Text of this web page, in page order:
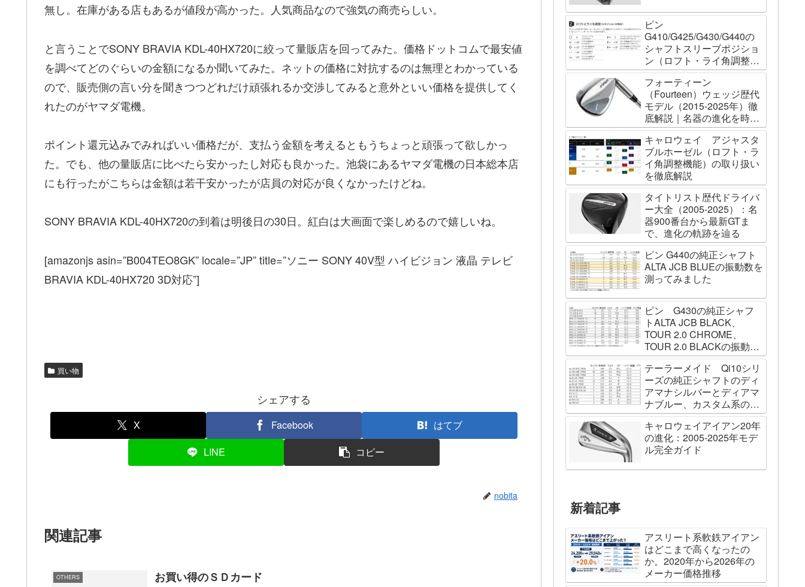
無し。在庫がある店もあるが値段が高かった。人気商品なので強気の商売らしい。
と言うことでSONY BRAVIA KDL-40HX720に絞って量販店を回ってみた。価格ドットコムで最安値
を調べてどのぐらいの金額になるか聞いてみた。ネットの価格に対抗するのは無理とわかっている
ので、販売側の言い分を聞きつつどれだけ頑張れるか交渉してみると意外といい価格を提供してく
れたのがヤマダ電機。
ポイント還元込みでみればいい価格だが、支払う金額を考えるともうちょっと頑張って欲しかっ
た。でも、他の量販店に比べたら安かったし対応も良かった。池袋にあるヤマダ電機の日本総本店
にも行ったがこちらは金額は若干安かったが店員の対応が良くなかったけどね。
SONY BRAVIA KDL-40HX720の到着は明後日の30日。紅白は大画面で楽しめるので嬉しいね。
[amazonjs asin=”B004TEO8GK” locale=”JP” title=”ソニー SONY 40V型 ハイビジョン 液晶 テレビ
BRAVIA KDL-40HX720 3D対応”]
買い物
シェアする
X Facebook
はてブ
LINE
コピー
nobita
関連記事
OTHERS お買い得のＳＤカード
ピン
G410/G425/G430/G440の
シャフトスリーブポジショ
ン（ロフト・ライ角調整機
能）について
フォーティーン
（Fourteen）ウェッジ歴代
モデル（2015-2025年）徹
底解説｜名器の進化を時系
列で辿る
キャロウェイ アジャスタ
ブルホーゼル（ロフト・ラ
イ角調整機能）の取り扱い
を徹底解説
タイトリスト歴代ドライバ
ー大全（2005-2025）：名
器900番台から最新GTま
で、進化の軌跡を辿る
ピン G440の純正シャフト
ALTA JCB BLUEの振動数を
測ってみました
ピン G430の純正シャフ
トALTA JCB BLACK、
TOUR 2.0 CHROME、
TOUR 2.0 BLACKの振動数
を測ってみました
テーラーメイド Qi10シリ
ーズの純正シャフトのディ
アマナシルバーとディアマ
ナブルー、カスタム系の
SPEEDER NK BLACK、
TOUR AD VF、Diamana
WBの振動数を測ってみた
キャロウェイアイアン20年
の進化：2005-2025年モデ
ル完全ガイド
新着記事
アスリート系軟鉄アイアン
はどこまで高くなったの
か。2020年から2026年の
メーカー価格推移